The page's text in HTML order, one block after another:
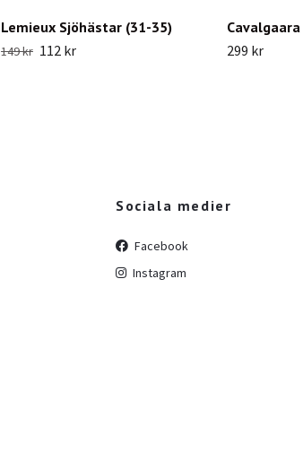
Lemieux Sjöhästar (31-35)
149 kr 112 kr
299 kr
Sociala medier
Facebook
Instagram